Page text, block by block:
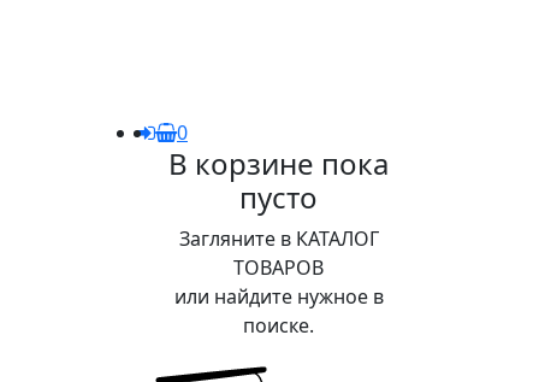
0
В корзине пока
пусто
Загляните в КАТАЛОГ
ТОВАРОВ
или найдите нужное в
поиске.